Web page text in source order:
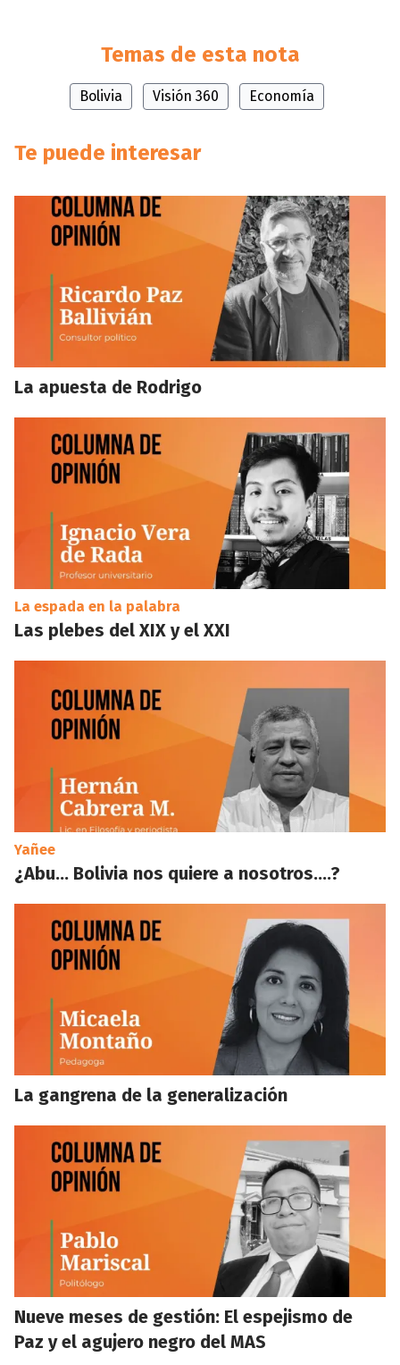
Temas de esta nota
Bolivia Visión 360 Economía
Te puede interesar
La apuesta de Rodrigo
La espada en la palabra
Las plebes del XIX y el XXI
Yañee
¿Abu… Bolivia nos quiere a nosotros….?
La gangrena de la generalización
Nueve meses de gestión: El espejismo de
Paz y el agujero negro del MAS